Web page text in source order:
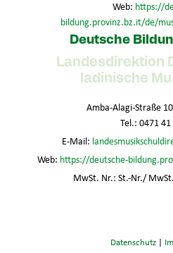
Web: https://
bildung.provinz.bz.it/de/
Deutsche
Landesdirektion
ladinische
Amba-Alagi-Straße
Tel.: 0471
E-Mail:
Web: https://deutsche-
MwSt. Nr.: St.-Nr./
Datenschutz|